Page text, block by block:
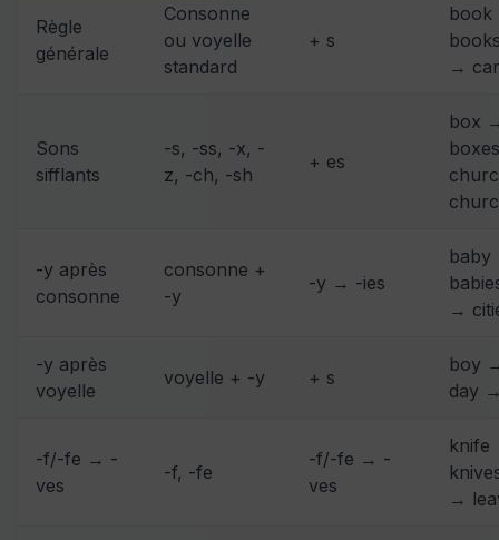
Règle
générale
Consonne
ou voyelle
standard
+ s
→
Sons
sifflants
-s, -ss, -x, -
z, -ch, -sh
+ es
box
-y après
consonne
consonne +
-y
-y → -ies
→
-y après
voyelle
voyelle + -y + s
boy
day
-f/-fe → -
ves
-f, -fe
-f/-fe → -
ves
→